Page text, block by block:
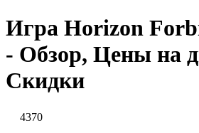
Игра Horizon
- Обзор, Цены на
Скидки
4370